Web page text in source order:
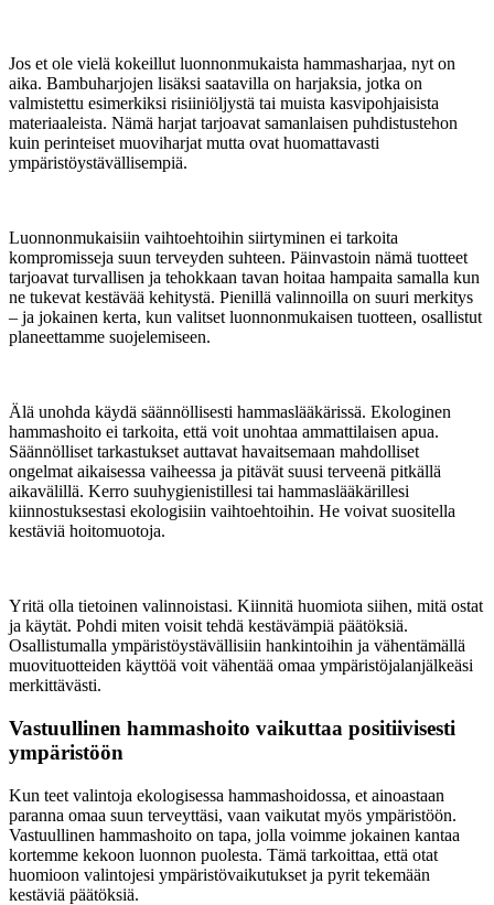
Jos et ole vielä kokeillut luonnonmukaista hammasharjaa, nyt on
aika. Bambuharjojen lisäksi saatavilla on harjaksia, jotka on
valmistettu esimerkiksi risiiniöljystä tai muista kasvipohjaisista
materiaaleista. Nämä harjat tarjoavat samanlaisen puhdistustehon
kuin perinteiset muoviharjat mutta ovat huomattavasti
ympäristöystävällisempiä.
Luonnonmukaisiin vaihtoehtoihin siirtyminen ei tarkoita
kompromisseja suun terveyden suhteen. Päinvastoin nämä tuotteet
tarjoavat turvallisen ja tehokkaan tavan hoitaa hampaita samalla kun
ne tukevat kestävää kehitystä. Pienillä valinnoilla on suuri merkitys
– ja jokainen kerta, kun valitset luonnonmukaisen tuotteen, osallistut
planeettamme suojelemiseen.
Älä unohda käydä säännöllisesti hammaslääkärissä. Ekologinen
hammashoito ei tarkoita, että voit unohtaa ammattilaisen apua.
Säännölliset tarkastukset auttavat havaitsemaan mahdolliset
ongelmat aikaisessa vaiheessa ja pitävät suusi terveenä pitkällä
aikavälillä. Kerro suuhygienistillesi tai hammaslääkärillesi
kiinnostuksestasi ekologisiin vaihtoehtoihin. He voivat suositella
kestäviä hoitomuotoja.
Yritä olla tietoinen valinnoistasi. Kiinnitä huomiota siihen, mitä ostat
ja käytät. Pohdi miten voisit tehdä kestävämpiä päätöksiä.
Osallistumalla ympäristöystävällisiin hankintoihin ja vähentämällä
muovituotteiden käyttöä voit vähentää omaa ympäristöjalanjälkeäsi
merkittävästi.
Vastuullinen hammashoito vaikuttaa positiivisesti
ympäristöön
Kun teet valintoja ekologisessa hammashoidossa, et ainoastaan
paranna omaa suun terveyttäsi, vaan vaikutat myös ympäristöön.
Vastuullinen hammashoito on tapa, jolla voimme jokainen kantaa
kortemme kekoon luonnon puolesta. Tämä tarkoittaa, että otat
huomioon valintojesi ympäristövaikutukset ja pyrit tekemään
kestäviä päätöksiä.